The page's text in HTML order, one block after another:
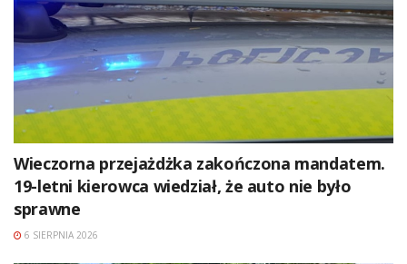
Wieczorna przejażdżka zakończona mandatem.
19-letni kierowca wiedział, że auto nie było
sprawne
6 SIERPNIA 2026